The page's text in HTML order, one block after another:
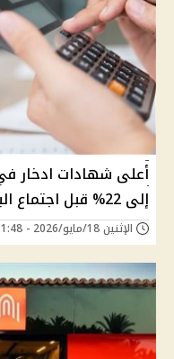
أعلى شهادات ادخار
إلى 22% قبل اجتماع البنك المركزي
الإثنين 18/مايو/2026 - 11:48 ص